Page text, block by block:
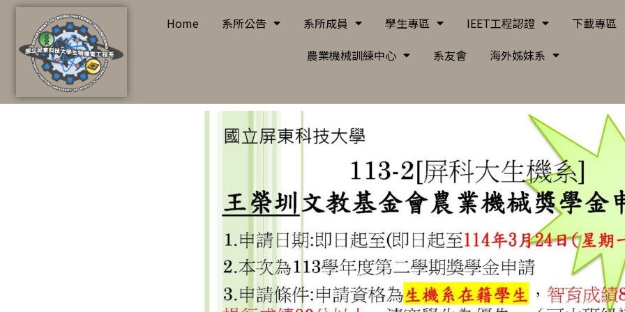
Home 系所公告 系所成員 學生專區 IEET工程認證
下載專區
農業機械訓練中心
系友會 海外姊妺系